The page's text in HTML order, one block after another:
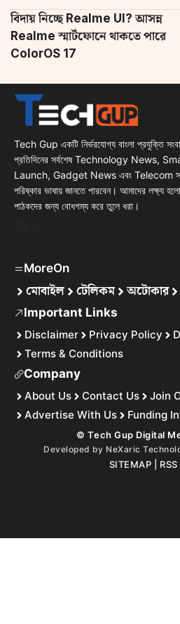
বিদায় নিচ্ছে Realme UI? আসন্ন
Realme স্মার্টফোনে থাকতে পারে
ColorOS 17
Tech Gup একটি নির্ভরযোগ্য বাংলা প্রযুক্তি
প্রতিদিনের সর্বশেষ Technology News,
Launch, Gadget News এবং Telecom
পরিষ্কার ভাষায় জানতে পারবেন। আমাদের লক্ষ্য
পাঠকদের জন্য বোধগম্য করে তুলে ধরা।
MoreOn
মোবাইল টেলিকম অটোকার
Important Links
Disclaimer Privacy Policy
Terms & Conditions
Company
About Us Contact Us
Join
Advertise With Us
Funding
© Tech Gup Digital
Developed by NeXaric
SITEMAP